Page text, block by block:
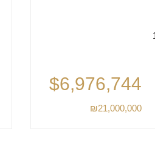
$6,976,744
₪21,000,000